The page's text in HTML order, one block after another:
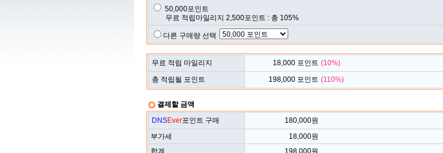
50,000포인트
무료 적립마일리지 2,500포인트 : 총 105%
다른 구매량 선택
무료 적립 마일리지 18,000 포인트 (10%)
총 적립될 포인트
198,000 포인트 (110%)
결제할 금액
DNSEver포인트 구매 180,000원
부가세
18,000원
합계
198,000원